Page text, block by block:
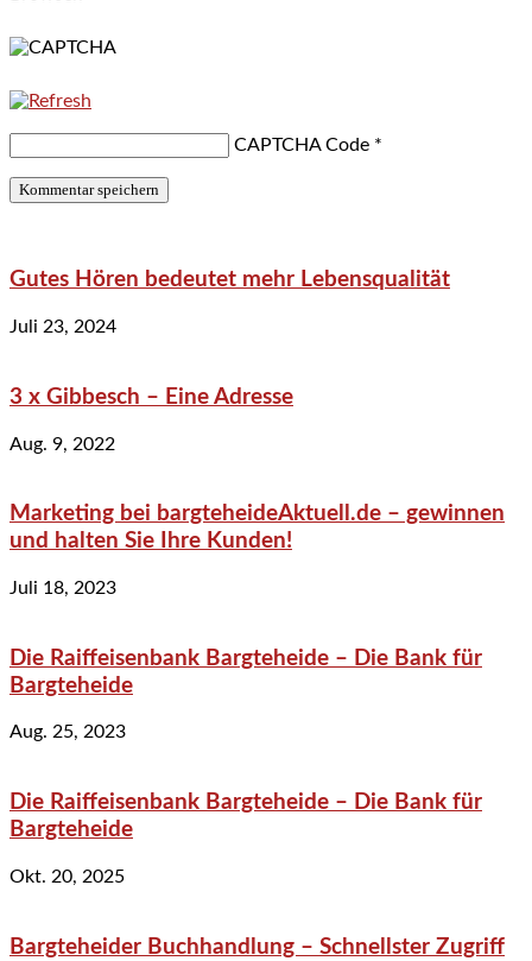
CAPTCHA Code *
Gutes Hören bedeutet mehr Lebensqualität
Juli 23, 2024
3 x Gibbesch – Eine Adresse
Aug. 9, 2022
Marketing bei bargteheideAktuell.de – gewinnen
und halten Sie Ihre Kunden!
Juli 18, 2023
Die Raiffeisenbank Bargteheide – Die Bank für
Bargteheide
Aug. 25, 2023
Die Raiffeisenbank Bargteheide – Die Bank für
Bargteheide
Okt. 20, 2025
Bargteheider Buchhandlung – Schnellster Zugriff